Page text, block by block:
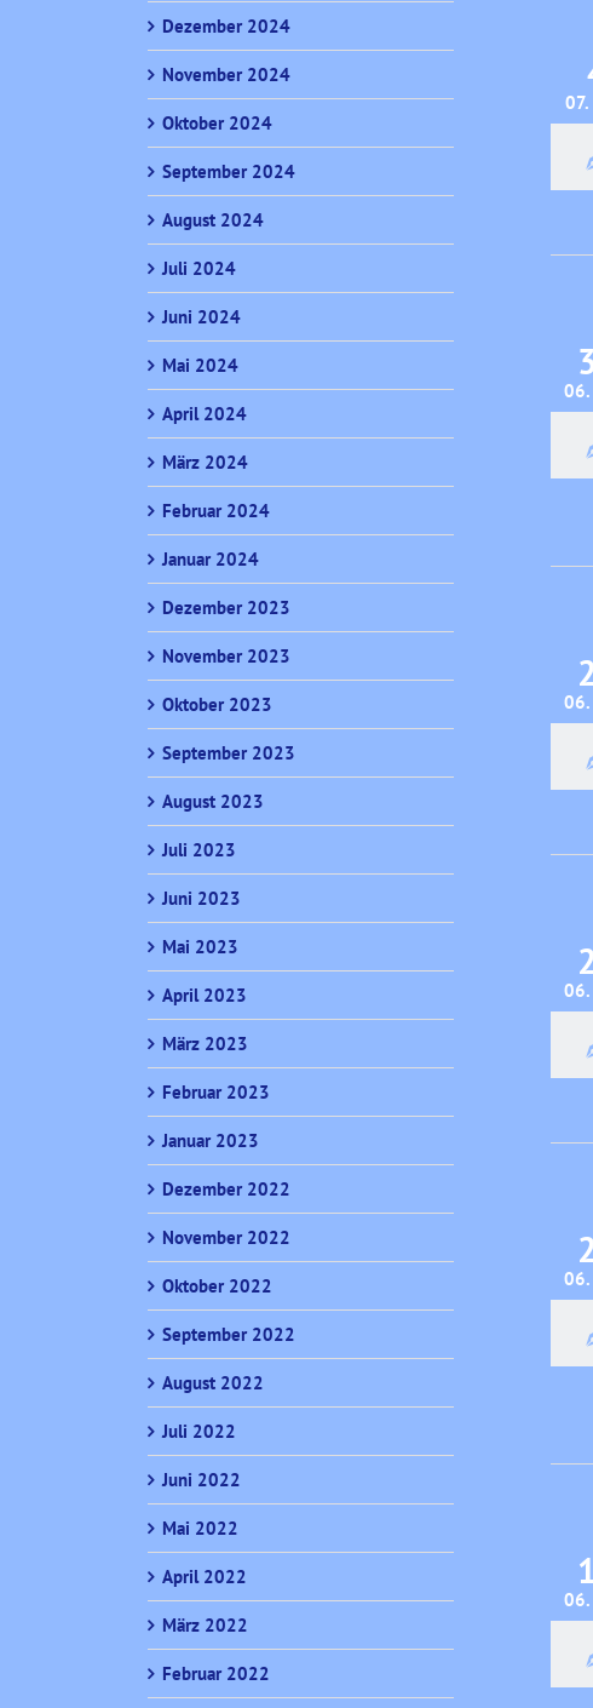
Dezember 2024
November 2024
Oktober 2024
September 2024
August 2024
Juli 2024
Juni 2024
Mai 2024
April 2024
März 2024
Februar 2024
Januar 2024
Dezember 2023
November 2023
Oktober 2023
September 2023
August 2023
Juli 2023
Juni 2023
Mai 2023
April 2023
März 2023
Februar 2023
Januar 2023
Dezember 2022
November 2022
Oktober 2022
September 2022
August 2022
Juli 2022
Juni 2022
Mai 2022
April 2022
März 2022
Februar 2022